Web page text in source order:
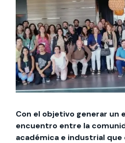
cursos
Especialidades y
estadías
Te puede
interesar:
students
interesar:
2025
vinculación con la
sociedad
Extensión Cultural
Te puede interesar:
intercambio
Servicios y apoyos
Te puede
interesar:
Explora el
Uandes
Con el objetivo generar un
encuentro entre la
académica e industrial que